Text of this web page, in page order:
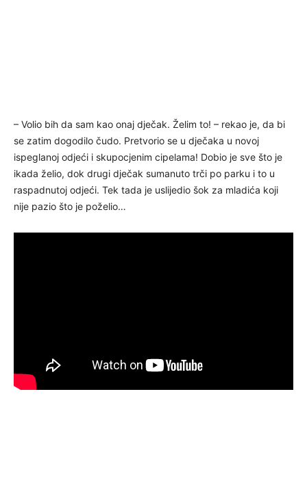
– Volio bih da sam kao onaj dječak. Želim to! – rekao je, da bi
se zatim dogodilo čudo. Pretvorio se u dječaka u novoj
ispeglanoj odjeći i skupocjenim cipelama! Dobio je sve što je
ikada želio, dok drugi dječak sumanuto trči po parku i to u
raspadnutoj odjeći. Tek tada je uslijedio šok za mladića koji
nije pazio što je poželio…